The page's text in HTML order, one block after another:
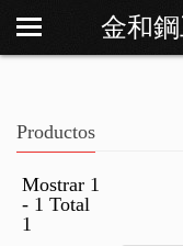
金和
Sobre Os
Contáctenos
Productos
Mostrar 1
- 1 Total
1